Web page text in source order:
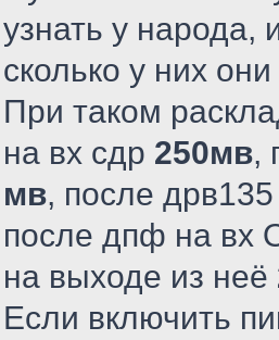
узнать у народа,
сколько у них
При таком
на вх сдр 250мв,
мв, после
после дпф на вх
на выходе из неё
Если включить